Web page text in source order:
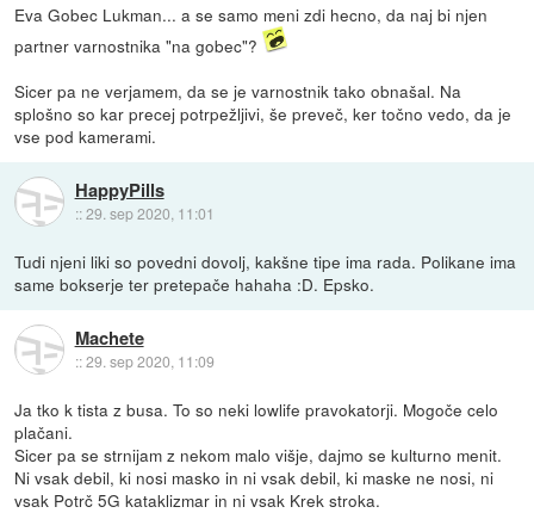
Eva Gobec Lukman... a se samo meni zdi hecno, da naj bi njen
partner varnostnika "na gobec"?
Sicer pa ne verjamem, da se je varnostnik tako obnašal. Na
splošno so kar precej potrpežljivi, še preveč, ker točno vedo, da je
vse pod kamerami.
HappyPills
::29. sep 2020, 11:01
Tudi njeni liki so povedni dovolj, kakšne tipe ima rada. Polikane ima
same bokserje ter pretepače hahaha :D. Epsko.
Machete
::29. sep 2020, 11:09
Ja tko k tista z busa. To so neki lowlife pravokatorji. Mogoče celo
plačani.
Sicer pa se strnijam z nekom malo višje, dajmo se kulturno menit.
Ni vsak debil, ki nosi masko in ni vsak debil, ki maske ne nosi, ni
vsak Potrč 5G kataklizmar in ni vsak Krek stroka.